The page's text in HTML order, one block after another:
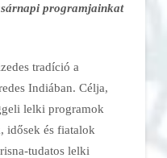
programjainkat
tradíció a
Indiában. Célja,
lelki programok
idősek és fiatalok
tudatos lelki